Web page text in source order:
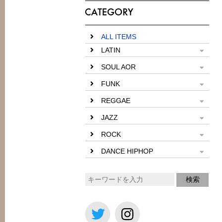
ALL ITEMS
LATIN
SOUL AOR
FUNK
REGGAE
JAZZ
ROCK
DANCE HIPHOP